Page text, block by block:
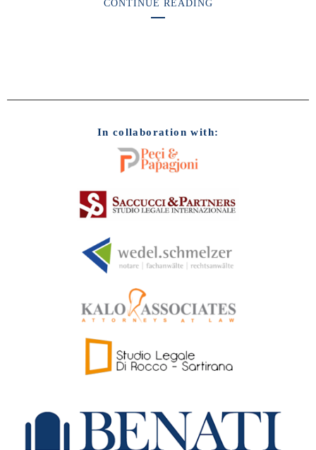
CONTINUE READING
In collaboration with: